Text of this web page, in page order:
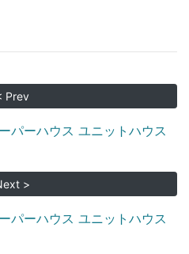
Prev
パーハウス ユニットハウス
>
パーハウス ユニットハウス